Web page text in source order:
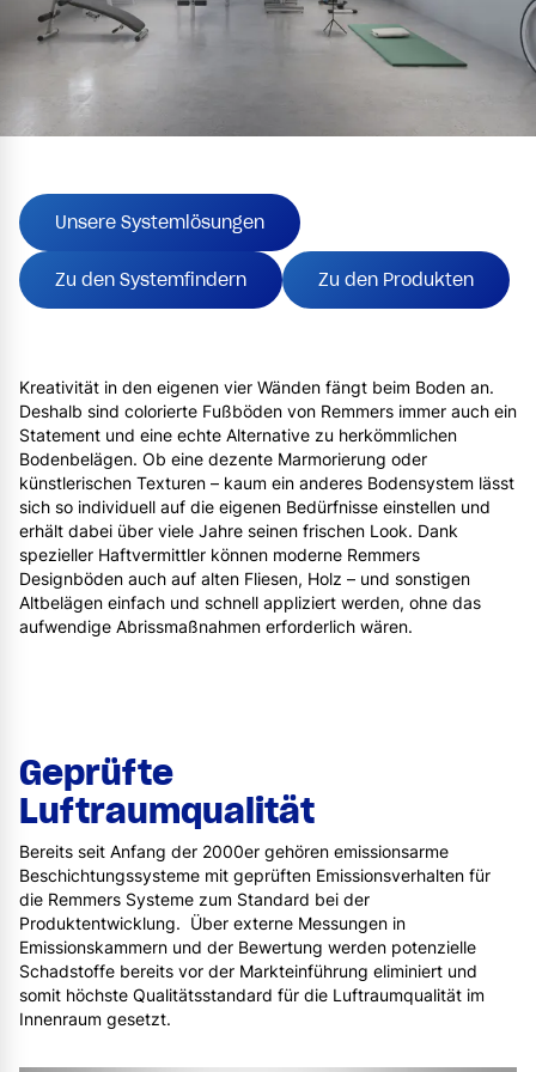
Unsere Systemlösungen
Zu den Systemfindern Zu den Produkten
Kreativität in den eigenen vier Wänden fängt beim Boden an.
Deshalb sind colorierte Fußböden von Remmers immer auch ein
Statement und eine echte Alternative zu herkömmlichen
Bodenbelägen. Ob eine dezente Marmorierung oder
künstlerischen Texturen – kaum ein anderes Bodensystem lässt
sich so individuell auf die eigenen Bedürfnisse einstellen und
erhält dabei über viele Jahre seinen frischen Look. Dank
spezieller Haftvermittler können moderne Remmers
Designböden auch auf alten Fliesen, Holz – und sonstigen
Altbelägen einfach und schnell appliziert werden, ohne das
aufwendige Abrissmaßnahmen erforderlich wären.
Geprüfte
Luftraumqualität
Bereits seit Anfang der 2000er gehören emissionsarme
Beschichtungssysteme mit geprüften Emissionsverhalten für
die Remmers Systeme zum Standard bei der
Produktentwicklung. Über externe Messungen in
Emissionskammern und der Bewertung werden potenzielle
Schadstoffe bereits vor der Markteinführung eliminiert und
somit höchste Qualitätsstandard für die Luftraumqualität im
Innenraum gesetzt.